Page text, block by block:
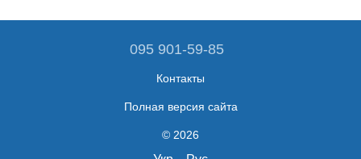
095 901-59-85
Контакты
Полная версия сайта
© 2026